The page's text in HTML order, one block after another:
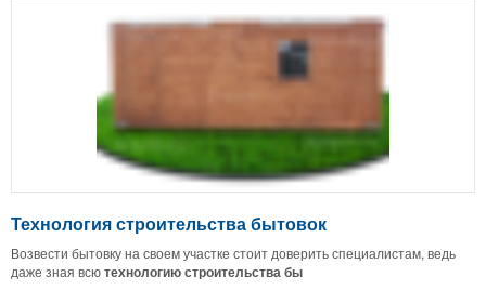
Технология строительства бытовок
Возвести бытовку на своем участке стоит доверить специалистам, ведь
даже зная всютехнологию строительства бы